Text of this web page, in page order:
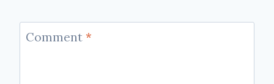
Comment *